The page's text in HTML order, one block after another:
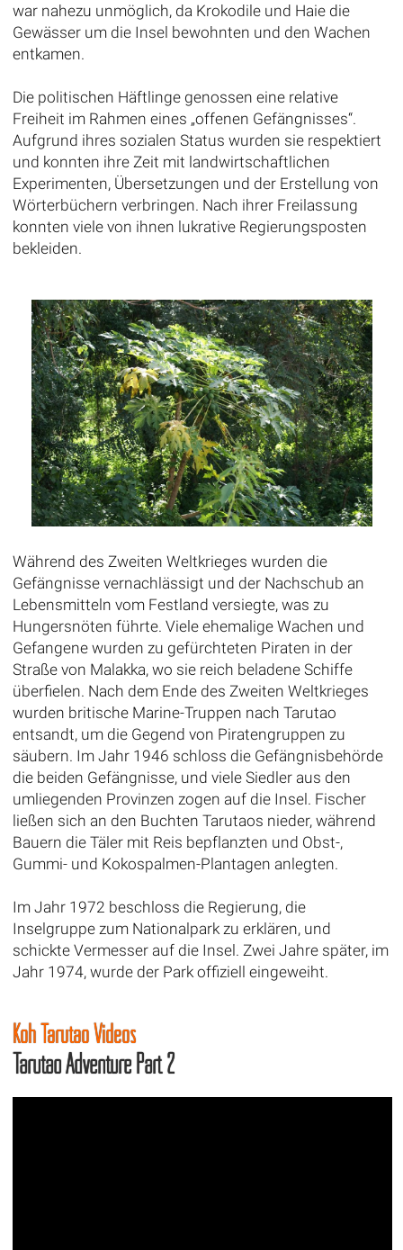
war nahezu unmöglich, da Krokodile und Haie die
Gewässer um die Insel bewohnten und den Wachen
entkamen.
Die politischen Häftlinge genossen eine relative
Freiheit im Rahmen eines „offenen Gefängnisses“.
Aufgrund ihres sozialen Status wurden sie respektiert
und konnten ihre Zeit mit landwirtschaftlichen
Experimenten, Übersetzungen und der Erstellung von
Wörterbüchern verbringen. Nach ihrer Freilassung
konnten viele von ihnen lukrative Regierungsposten
bekleiden.
Während des Zweiten Weltkrieges wurden die
Gefängnisse vernachlässigt und der Nachschub an
Lebensmitteln vom Festland versiegte, was zu
Hungersnöten führte. Viele ehemalige Wachen und
Gefangene wurden zu gefürchteten Piraten in der
Straße von Malakka, wo sie reich beladene Schiffe
überfielen. Nach dem Ende des Zweiten Weltkrieges
wurden britische Marine-Truppen nach Tarutao
entsandt, um die Gegend von Piratengruppen zu
säubern. Im Jahr 1946 schloss die Gefängnisbehörde
die beiden Gefängnisse, und viele Siedler aus den
umliegenden Provinzen zogen auf die Insel. Fischer
ließen sich an den Buchten Tarutaos nieder, während
Bauern die Täler mit Reis bepflanzten und Obst-,
Gummi- und Kokospalmen-Plantagen anlegten.
Im Jahr 1972 beschloss die Regierung, die
Inselgruppe zum Nationalpark zu erklären, und
schickte Vermesser auf die Insel. Zwei Jahre später, im
Jahr 1974, wurde der Park offiziell eingeweiht.
Koh Tarutao Videos
Tarutao Adventure Part 2